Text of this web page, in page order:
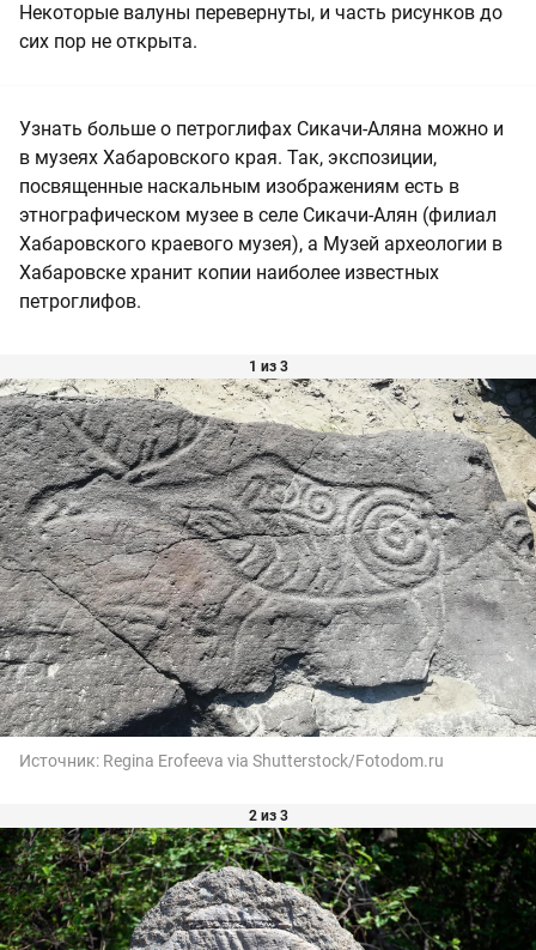
Некоторые валуны перевернуты, и часть рисунков до
сих пор не открыта.
Узнать больше о петроглифах Сикачи-Аляна можно и
в музеях Хабаровского края. Так, экспозиции,
посвященные наскальным изображениям есть в
этнографическом музее в селе Сикачи-Алян (филиал
Хабаровского краевого музея), а Музей археологии в
Хабаровске хранит копии наиболее известных
петроглифов.
1 из 3
Источник: Regina Erofeeva via Shutterstock/Fotodom.ru
2 из 3